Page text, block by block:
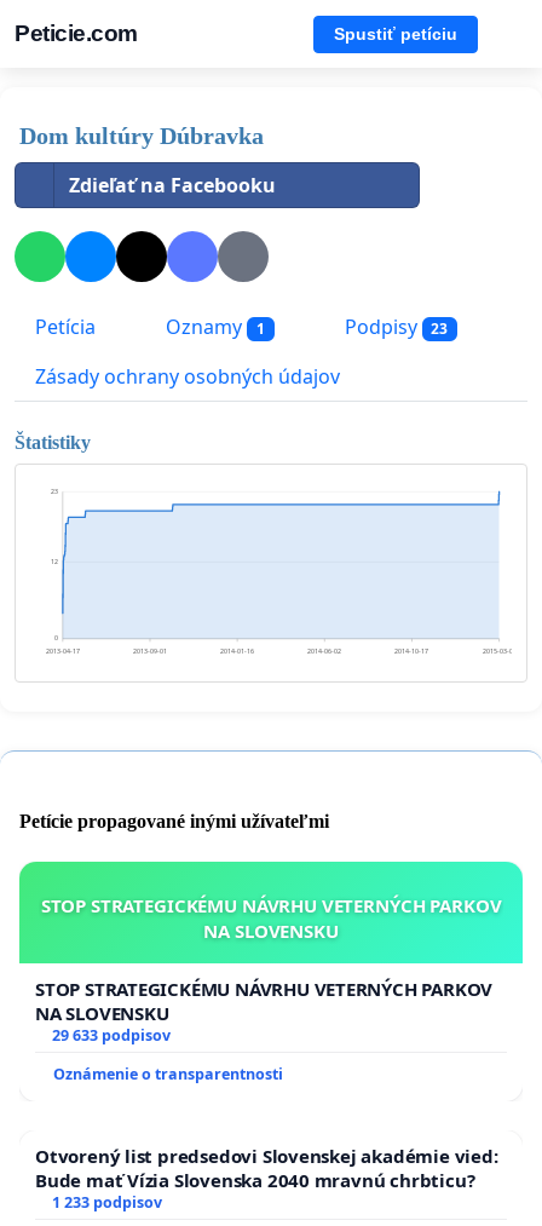
Peticie.com Spustiť petíciu
Dom kultúry Dúbravka
Zdieľať na Facebooku
Petícia Oznamy 1 Podpisy 23
Zásady ochrany osobných údajov
Štatistiky
0
12
23
2013-04-17 2013-09-01 2014-01-16 2014-06-02 2014-10-17 2015-03-03
Petície propagované inými užívateľmi
STOP STRATEGICKÉMU NÁVRHU VETERNÝCH PARKOV
NA SLOVENSKU
STOP STRATEGICKÉMU NÁVRHU VETERNÝCH PARKOV
NA SLOVENSKU
29 633 podpisov
Oznámenie o transparentnosti
Otvorený list predsedovi Slovenskej akadémie vied:
Bude mať Vízia Slovenska 2040 mravnú chrbticu?
1 233 podpisov